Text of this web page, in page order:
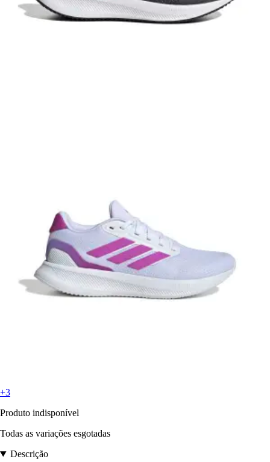
+3
Produto indisponível
Todas as variações esgotadas
Descrição